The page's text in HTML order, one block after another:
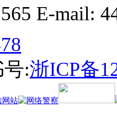
E-mail:
:浙ICP备